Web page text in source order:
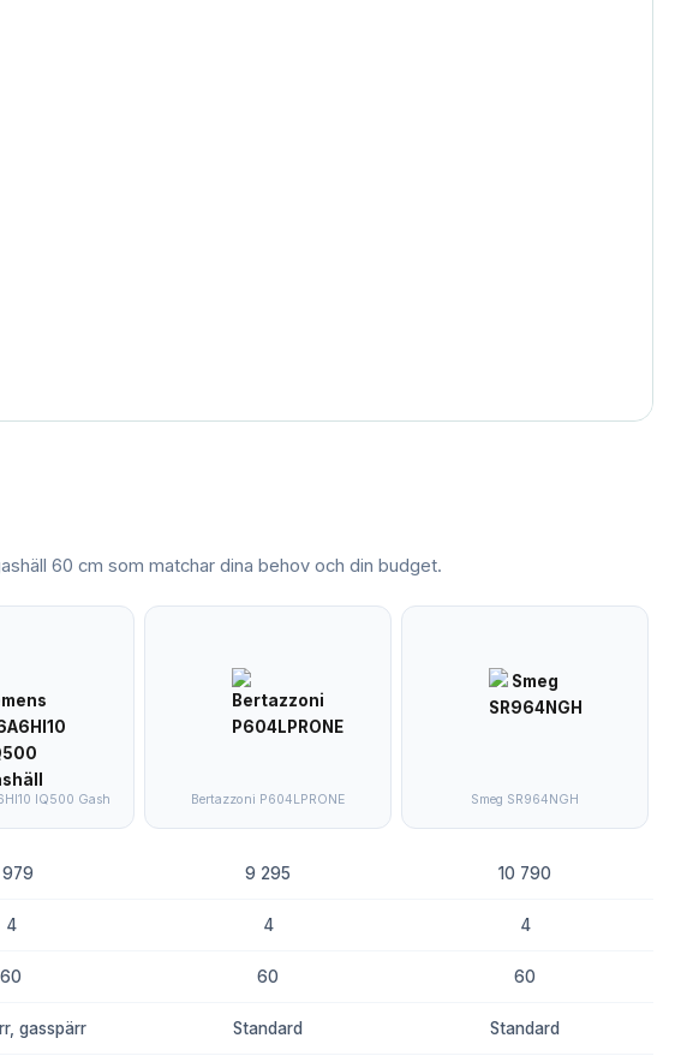
60 cm som matchar dina behov och din budget.
IQ500 Gash Bertazzoni P604LPRONE Smeg SR964NGH
979 9 295 10 790
4 4 4
60 60 60
gasspärr Standard Standard